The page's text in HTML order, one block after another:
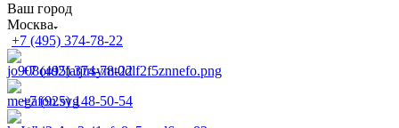
Ваш город
Москва
+7 (495) 374-78-22
+7 (495) 374-78-22
+7 (925) 148-50-54